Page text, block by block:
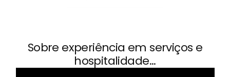
Sobre experiência em serviços e
hospitalidade...